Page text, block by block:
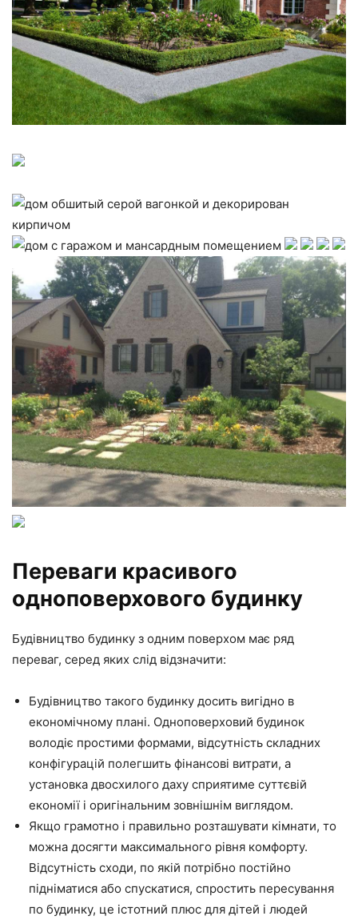
Переваги красивого
одноповерхового будинку
Будівництво будинку з одним поверхом має ряд
переваг, серед яких слід відзначити:
Будівництво такого будинку досить вигідно в
економічному плані. Одноповерховий будинок
володіє простими формами, відсутність складних
конфігурацій полегшить фінансові витрати, а
установка двосхилого даху сприятиме суттєвій
економії і оригінальним зовнішнім виглядом.
Якщо грамотно і правильно розташувати кімнати, то
можна досягти максимального рівня комфорту.
Відсутність сходи, по якій потрібно постійно
підніматися або спускатися, спростить пересування
по будинку, це істотний плюс для дітей і людей